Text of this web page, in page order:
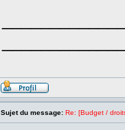
Sujet du message: Re: [Budget /